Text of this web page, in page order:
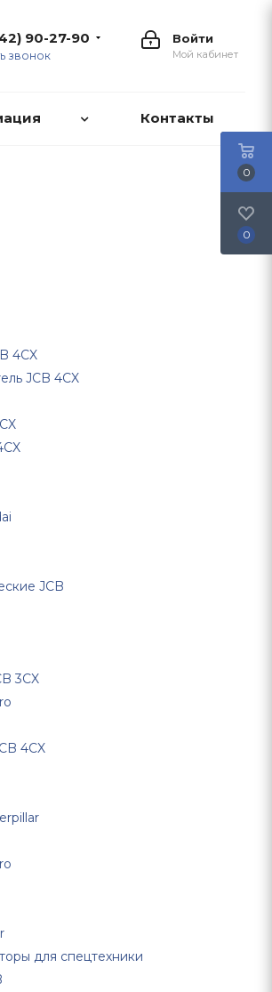
Войти
Мой кабинет
90-27-90
звонок
Контакты
4CX
JCB 4CX
JCB
3CX
4CX
для спецтехники
0
0